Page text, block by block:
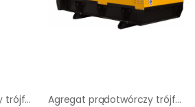
Agregat prądotwórczy trójfazowy Endress ESE 65 PW Agregat prądotwórczy trójfazowy Sumera Motor SMG-60L-S